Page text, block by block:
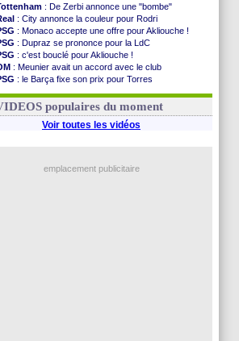
: De Zerbi annonce une "bombe"
: City annonce la couleur pour Rodri
: Monaco accepte une offre pour Akliouche !
: Dupraz se prononce pour la LdC
: c'est bouclé pour Akliouche !
: Meunier avait un accord avec le club
: le Barça fixe son prix pour Torres
: Infantino sollicite Trump
populaires du moment
Voir toutes les vidéos
emplacement publicitaire